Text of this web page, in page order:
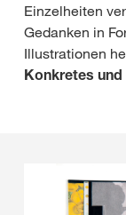
Einzelheiten
Gedanken in
Illustrationen
Konkretes und